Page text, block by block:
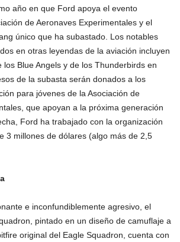
año en que Ford apoya el evento
de Aeronaves Experimentales y el
único que ha subastado. Los notables
en otras leyendas de la aviación incluyen
los Blue Angels y de los Thunderbirds en
de la subasta serán donados a los
para jóvenes de la Asociación de
que apoyan a la próxima generación
Ford ha trabajado con la organización
3 millones de dólares (algo más de 2,5
e inconfundiblemente agresivo, el
pintado en un diseño de camuflaje a
original del Eagle Squadron, cuenta con